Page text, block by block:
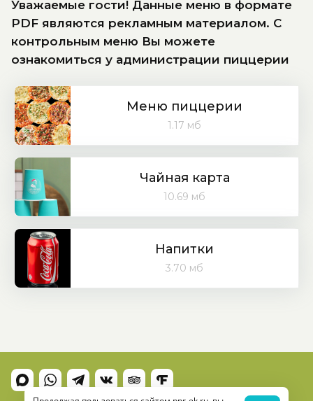
Уважаемые гости! Данные меню в формате
PDF являются рекламным материалом. С
контрольным меню Вы можете
ознакомиться у администрации пиццерии
Меню пиццерии
1.17 мб
Чайная карта
10.69 мб
Напитки
3.70 мб